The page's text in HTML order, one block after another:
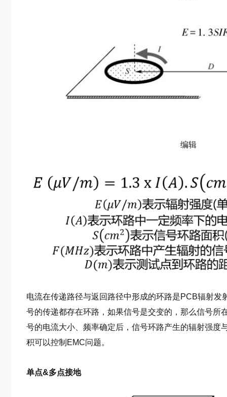
编辑
电流在传递路径与返回路径中形成的环路是PCB辐射发
号的传递都存在环路，如果信号是交变的，那么信号所
号的电流大小、频率确定后，信号环路产生的辐射强度
积可以控制EMC问题。
单点&多点接地